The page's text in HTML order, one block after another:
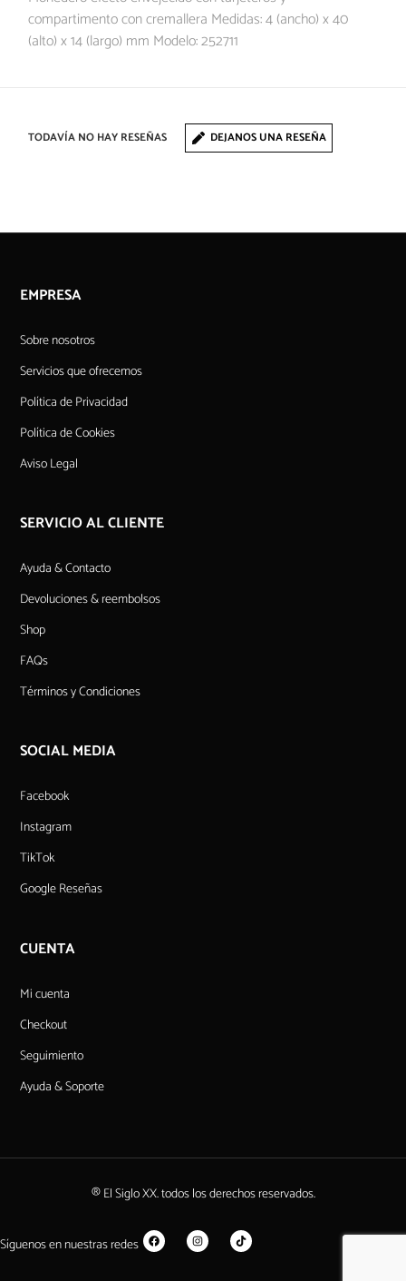
compartimento con cremallera Medidas: 4 (ancho) x 40
(alto) x 14 (largo) mm Modelo: 252711
TODAVÍA NO HAY RESEÑAS DEJANOS UNA RESEÑA
EMPRESA
Sobre nosotros
Servicios que ofrecemos
Política de Privacidad
Política de Cookies
Aviso Legal
SERVICIO AL CLIENTE
Ayuda & Contacto
Devoluciones & reembolsos
Shop
FAQs
Términos y Condiciones
SOCIAL MEDIA
Facebook
Instagram
TikTok
Google Reseñas
CUENTA
Mi cuenta
Checkout
Seguimiento
Ayuda & Soporte
® El Siglo XX. todos los derechos reservados.
Síguenos en nuestras redes